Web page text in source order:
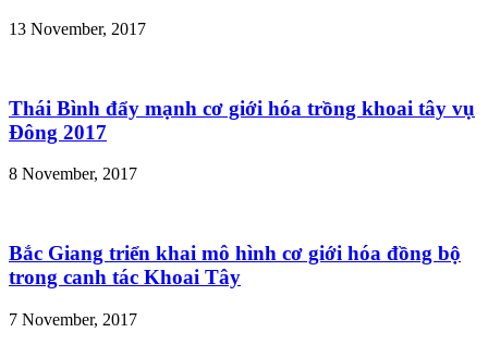
13 November, 2017
Thái Bình đẩy mạnh cơ giới hóa trồng khoai tây vụ
Đông 2017
8 November, 2017
Bắc Giang triển khai mô hình cơ giới hóa đồng bộ
trong canh tác Khoai Tây
7 November, 2017